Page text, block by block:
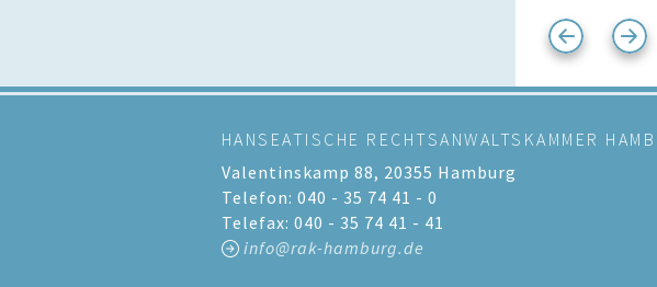
HANSEATISCHE RECHTSANWALTSKAMMER
Valentinskamp 88, 20355 Hamburg
Telefon: 040 - 35 74 41 - 0
Telefax: 040 - 35 74 41 - 41
info@rak-hamburg.de